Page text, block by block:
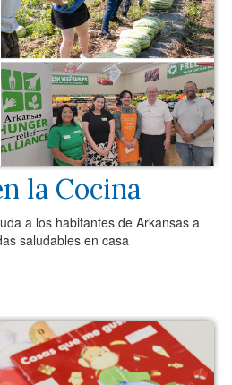
la Cocina
a los habitantes de Arkansas a
saludables en casa